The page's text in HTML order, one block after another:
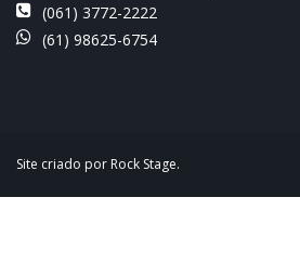
(061) 3772-2222
(61) 98625-6754
Site criado por Rock Stage.